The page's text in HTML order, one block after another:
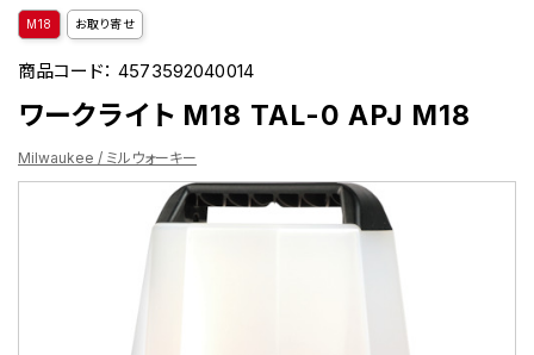
M18 お取り寄せ
商品コード：4573592040014
ワークライト M18 TAL-0 APJ M18
Milwaukee / ミルウォーキー